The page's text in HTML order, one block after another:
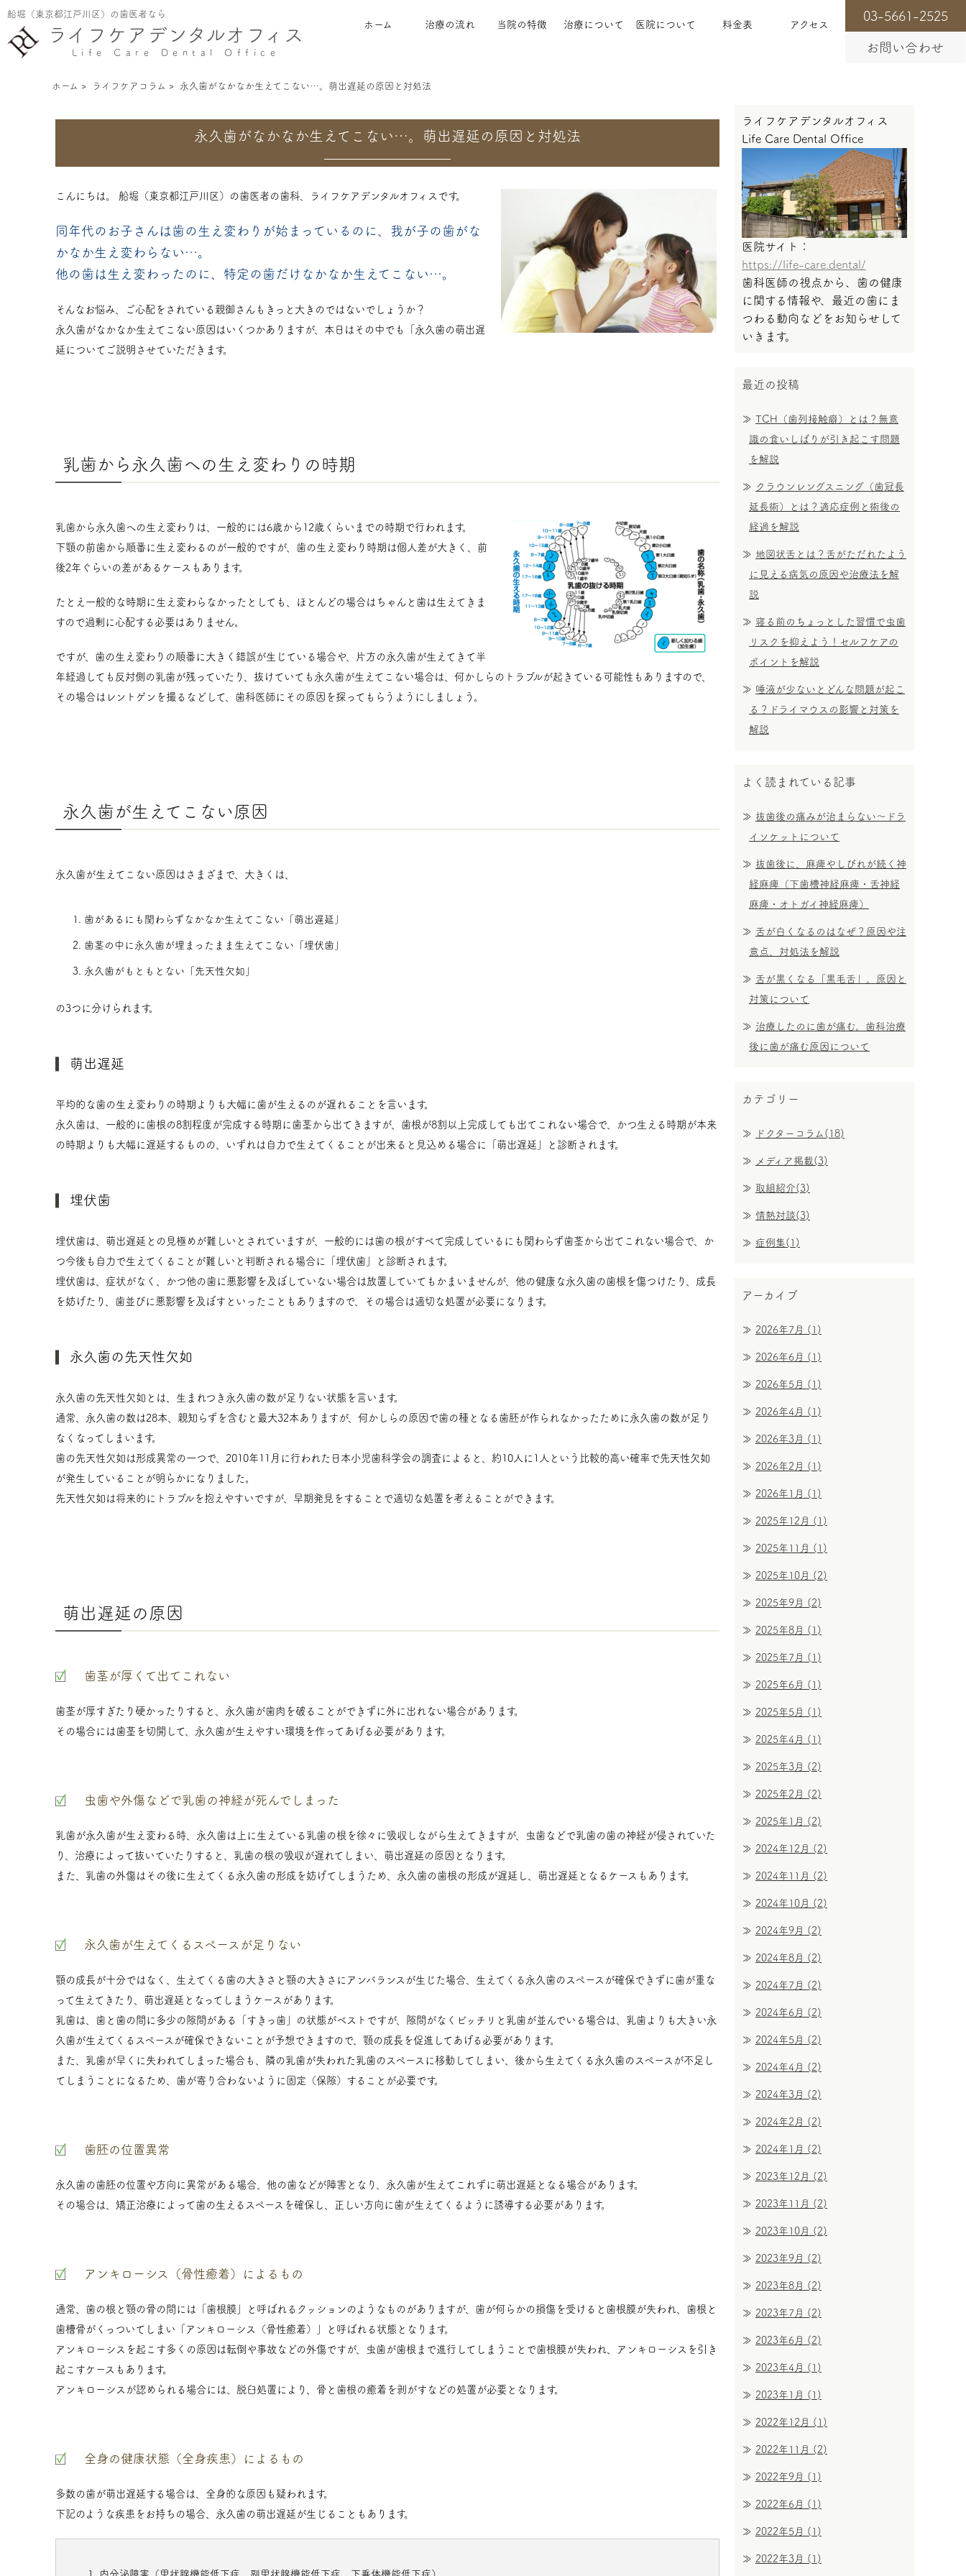
船堀（東京都江戸川区）の歯医者なら
ライフケア デンタルオフィス
Life Care Dental Office
ホーム 治療の流れ 当院の特徴 治療について 医院について 料金表 アクセス
03-5661-2525
お問い合わせ
ホーム > ライフケアコラム > 永久歯がなかなか生えてこない…。萌出遅延の原因と対処法
永久歯がなかなか生えてこない…。萌出遅延の原因と対処法
こんにちは。 船堀（東京都江戸川区）の歯医者の歯科、ライフケアデンタルオフィスです。
同年代のお子さんは歯の生え変わりが始まっているのに、我が子の歯がな
かなか生え変わらない…。
他の歯は生え変わったのに、特定の歯だけなかなか生えてこない…。
そんなお悩み、ご心配をされている親御さんもきっと大きのではないでしょうか？
永久歯がなかなか生えてこない原因はいくつかありますが、本日はその中でも「永久歯の萌出遅
延についてご説明させていただきます。
乳歯から永久歯への生え変わりの時期
乳歯から永久歯への生え変わりは、一般的には6歳から12歳くらいまでの時期で行われます。
下顎の前歯から順番に生え変わるのが一般的ですが、歯の生え変わり時期は個人差が大きく、前
後2年ぐらいの差があるケースもあります。
たとえ一般的な時期に生え変わらなかったとしても、ほとんどの場合はちゃんと歯は生えてきま
すので過剰に心配する必要はありません。
ですが、歯の生え変わりの順番に大きく錯誤が生じている場合や、片方の永久歯が生えてきて半
年経過しても反対側の乳歯が残っていたり、抜けていても永久歯が生えてこない場合は、何かしらのトラブルが起きている可能性もありますので、
その場合はレントゲンを撮るなどして、歯科医師にその原因を探ってもらうようにしましょう。
永久歯が生えてこない原因
永久歯が生えてこない原因はさまざまで、大きくは、
歯があるにも関わらずなかなか生えてこない「萌出遅延」
歯茎の中に永久歯が埋まったまま生えてこない「埋伏歯」
永久歯がもともとない「先天性欠如」
の3つに分けられます。
萌出遅延
平均的な歯の生え変わりの時期よりも大幅に歯が生えるのが遅れることを言います。
永久歯は、一般的に歯根の8割程度が完成する時期に歯茎から出てきますが、歯根が8割以上完成しても出てこれない場合で、かつ生える時期が本来
の時期よりも大幅に遅延するものの、いずれは自力で生えてくることが出来ると見込める場合に「萌出遅延」と診断されます。
埋伏歯
埋伏歯は、萌出遅延との見極めが難しいとされていますが、一般的には歯の根がすべて完成しているにも関わらず歯茎から出てこれない場合で、か
つ今後も自力で生えてくることが難しいと判断される場合に「埋伏歯」と診断されます。
埋伏歯は、症状がなく、かつ他の歯に悪影響を及ぼしていない場合は放置していてもかまいませんが、他の健康な永久歯の歯根を傷つけたり、成長
を妨げたり、歯並びに悪影響を及ぼすといったこともありますので、その場合は適切な処置が必要になります。
永久歯の先天性欠如
永久歯の先天性欠如とは、生まれつき永久歯の数が足りない状態を言います。
通常、永久歯の数は28本、親知らずを含むと最大32本ありますが、何かしらの原因で歯の種となる歯胚が作られなかったために永久歯の数が足り
なくなってしまいます。
歯の先天性欠如は形成異常の一つで、2010年11月に行われた日本小児歯科学会の調査によると、約10人に1人という比較的高い確率で先天性欠如
が発生していることが明らかになりました。
先天性欠如は将来的にトラブルを抱えやすいですが、早期発見をすることで適切な処置を考えることができます。
萌出遅延の原因
歯茎が厚くて出てこれない
歯茎が厚すぎたり硬かったりすると、永久歯が歯肉を破ることができずに外に出れない場合があります。
その場合には歯茎を切開して、永久歯が生えやすい環境を作ってあげる必要があります。
虫歯や外傷などで乳歯の神経が死んでしまった
乳歯が永久歯が生え変わる時、永久歯は上に生えている乳歯の根を徐々に吸収しながら生えてきますが、虫歯などで乳歯の歯の神経が侵されていた
り、治療によって抜いていたりすると、乳歯の根の吸収が遅れてしまい、萌出遅延の原因となります。
また、乳歯の外傷はその後に生えてくる永久歯の形成を妨げてしまうため、永久歯の歯根の形成が遅延し、萌出遅延となるケースもあります。
永久歯が生えてくるスペースが足りない
顎の成長が十分ではなく、生えてくる歯の大きさと顎の大きさにアンバランスが生じた場合、生えてくる永久歯のスペースが確保できずに歯が重な
って生えてきたり、萌出遅延となってしまうケースがあります。
乳歯は、歯と歯の間に多少の隙間がある「すきっ歯」の状態がベストですが、隙間がなくビッチリと乳歯が並んでいる場合は、乳歯よりも大きい永
久歯が生えてくるスペースが確保できないことが予想できますので、顎の成長を促進してあげる必要があります。
また、乳歯が早くに失われてしまった場合も、隣の乳歯が失われた乳歯のスペースに移動してしまい、後から生えてくる永久歯のスペースが不足し
てしまうことになるため、歯が寄り合わないように固定（保隙）することが必要です。
歯胚の位置異常
永久歯の歯胚の位置や方向に異常がある場合、他の歯などが障害となり、永久歯が生えてこれずに萌出遅延となる場合があります。
その場合は、矯正治療によって歯の生えるスペースを確保し、正しい方向に歯が生えてくるように誘導する必要があります。
アンキローシス（骨性癒着）によるもの
通常、歯の根と顎の骨の間には「歯根膜」と呼ばれるクッションのようなものがありますが、歯が何らかの損傷を受けると歯根膜が失われ、歯根と
歯槽骨がくっついてしまい「アンキローシス（骨性癒着）」と呼ばれる状態となります。
アンキローシスを起こす多くの原因は転倒や事故などの外傷ですが、虫歯が歯根まで進行してしまうことで歯根膜が失われ、アンキローシスを引き
起こすケースもあります。
アンキローシスが認められる場合には、脱臼処置により、骨と歯根の癒着を剥がすなどの処置が必要となります。
全身の健康状態（全身疾患）によるもの
多数の歯が萌出遅延する場合は、全身的な原因も疑われます。
下記のような疾患をお持ちの場合、永久歯の萌出遅延が生じることもあります。
ライフケアデンタルオフィス
Life Care Dental Office
医院サイト：
https://life-care.dental/
歯科医師の視点から、歯の健康
に関する情報や、最近の歯にま
つわる動向などをお知らせして
いきます。
最近の投稿
TCH（歯列接触癖）とは？無意
識の食いしばりが引き起こす問題
を解説
クラウンレングスニング（歯冠長
延長術）とは？適応症例と術後の
経過を解説
地図状舌とは？舌がただれたよう
に見える病気の原因や治療法を解
説
寝る前のちょっとした習慣で虫歯
リスクを抑えよう！セルフケアの
ポイントを解説
唾液が少ないとどんな問題が起こ
る？ドライマウスの影響と対策を
解説
よく読まれている記事
抜歯後の痛みが治まらない～ドラ
イソケットについて
抜歯後に、麻痺やしびれが続く神
経麻痺（下歯槽神経麻痺・舌神経
麻痺・オトガイ神経麻痺）
舌が白くなるのはなぜ？原因や注
意点、対処法を解説
舌が黒くなる「黒毛舌」。原因と
対策について
治療したのに歯が痛む。歯科治療
後に歯が痛む原因について
カテゴリー
ドクターコラム(18)
メディア掲載(3)
取組紹介(3)
情熱対談(3)
症例集(1)
アーカイブ
2026年7月 (1)
2026年6月 (1)
2026年5月 (1)
2026年4月 (1)
2026年3月 (1)
2026年2月 (1)
2026年1月 (1)
2025年12月 (1)
2025年11月 (1)
2025年10月 (2)
2025年9月 (2)
2025年8月 (1)
2025年7月 (1)
2025年6月 (1)
2025年5月 (1)
2025年4月 (1)
2025年3月 (2)
2025年2月 (2)
2025年1月 (2)
2024年12月 (2)
2024年11月 (2)
2024年10月 (2)
2024年9月 (2)
2024年8月 (2)
2024年7月 (2)
2024年6月 (2)
2024年5月 (2)
2024年4月 (2)
2024年3月 (2)
2024年2月 (2)
2024年1月 (2)
2023年12月 (2)
2023年11月 (2)
2023年10月 (2)
2023年9月 (2)
2023年8月 (2)
2023年7月 (2)
2023年6月 (2)
2023年4月 (1)
2023年1月 (1)
2022年12月 (1)
2022年11月 (2)
2022年9月 (1)
2022年6月 (1)
2022年5月 (1)
2022年3月 (1)